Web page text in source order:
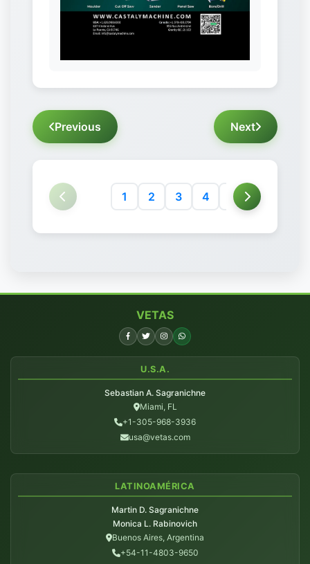
Previous Next
1 2 3 4 5 6
VETAS
U.S.A.
Sebastian A. Sagranichne
Miami, FL
+1-305-968-3936
usa@vetas.com
LATINOAMÉRICA
Martin D. Sagranichne
Monica L. Rabinovich
Buenos Aires, Argentina
+54-11-4803-9650